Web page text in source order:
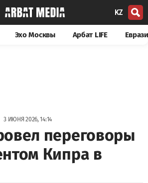
KZ
Эхо Москвы Арбат LIFE
3 ИЮНЯ 2026, 14:14
переговоры
Кипра в